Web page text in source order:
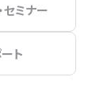
セミナー
ト